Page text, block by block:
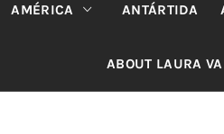
AMÉRICA ANTÁRTIDA
ABOUT LAURA